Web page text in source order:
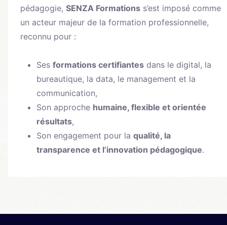
pédagogie, SENZA Formations s’est imposé comme
un acteur majeur de la formation professionnelle,
reconnu pour :
Ses formations certifiantes dans le digital, la
bureautique, la data, le management et la
communication,
Son approche humaine, flexible et orientée
résultats,
Son engagement pour la qualité, la
transparence et l’innovation pédagogique.